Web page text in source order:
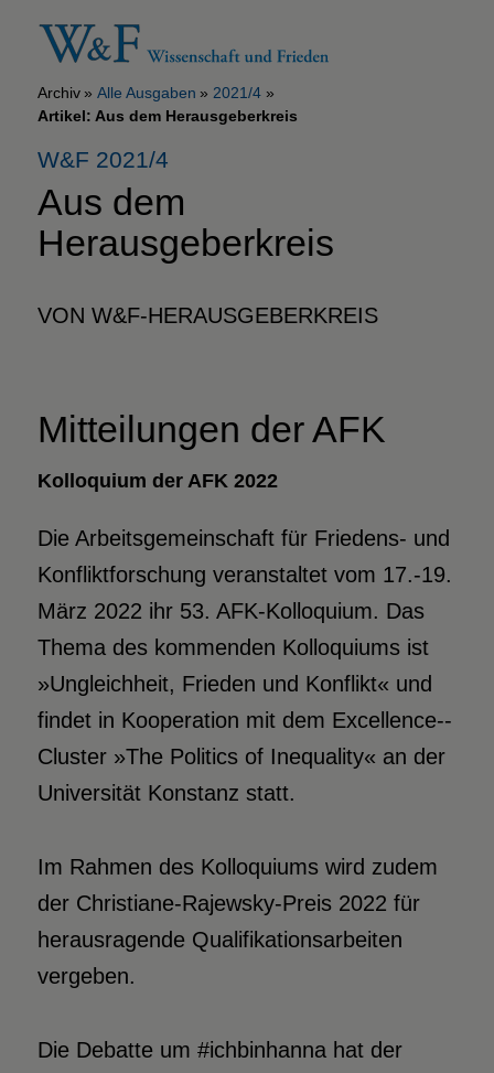
Archiv Alle Ausgaben
2021/4
Artikel: Aus dem Herausgeberkreis
W&F 2021/4
Aus dem
Herausgeberkreis
VON W&F-HERAUSGEBERKREIS
Mitteilungen der AFK
Kolloquium der AFK 2022
Die Arbeitsgemeinschaft für Friedens- und
Konfliktforschung veranstaltet vom 17.-19.
März 2022 ihr 53. AFK-Kolloquium. Das
Thema des kommenden Kolloquiums ist
»Ungleichheit, Frieden und Konflikt« und
findet in Kooperation mit dem Excellence-­
Cluster »The Politics of Inequality« an der
Universität Konstanz statt.
Im Rahmen des Kolloquiums wird zudem
der Christiane-Rajewsky-Preis 2022 für
herausragende Qualifikationsarbeiten
vergeben.
Die Debatte um #ichbinhanna hat der